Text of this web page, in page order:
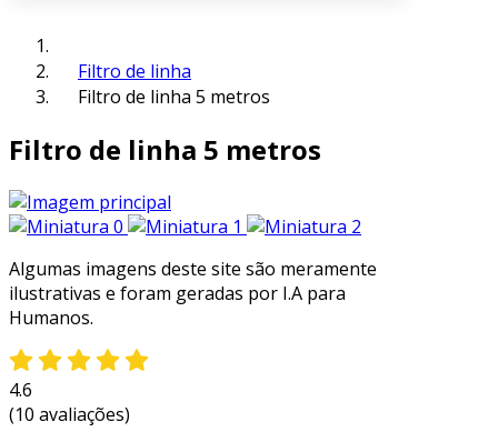
Filtro de linha
Filtro de linha 5 metros
Filtro de linha 5 metros
Algumas imagens deste site são meramente
ilustrativas e foram geradas por I.A para
Humanos.
4.6
(10 avaliações)